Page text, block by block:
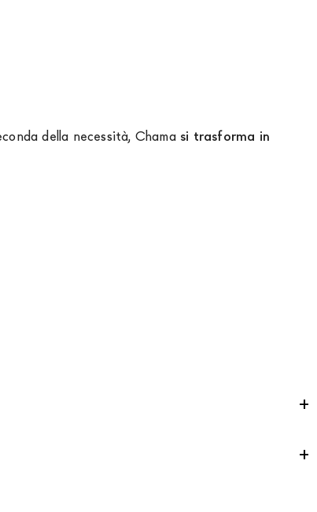
della necessità, Chama si trasforma in
movimentazione dei prodotti sia sempre curata. Al